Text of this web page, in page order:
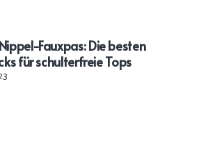
Fauxpas: Die besten
für schulterfreie Tops